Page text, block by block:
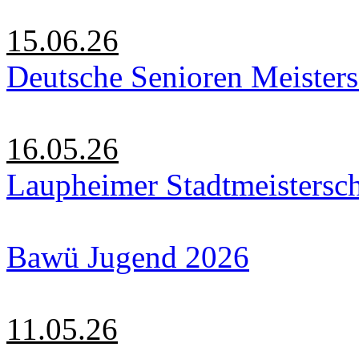
15.06.26
Deutsche Senioren
16.05.26
Laupheimer
Bawü Jugend 2026
11.05.26